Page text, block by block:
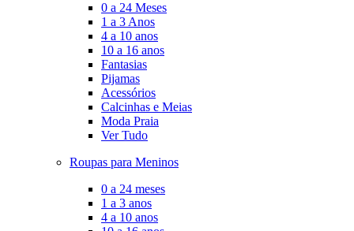
0 a 24 Meses
1 a 3 Anos
4 a 10 anos
10 a 16 anos
Fantasias
Pijamas
Acessórios
Calcinhas e Meias
Moda Praia
Ver Tudo
Roupas para Meninos
0 a 24 meses
1 a 3 anos
4 a 10 anos